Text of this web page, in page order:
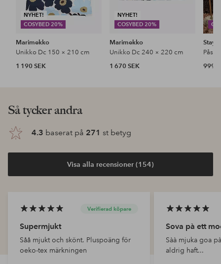
NYHET!
COSYBED 20%
Marimekko
Unikko Dc 150 × 210 cm
1 190 SEK
NYHET!
COSYBED 20%
Marimekko
Unikko Dc 240 × 220 cm
1 670 SEK
999
Så tycker andra
4.3 baserat på 271 st betyg
Visa alla recensioner (154)
Verifierad köpare
Supermjukt
Såå mjukt och skönt. Pluspoäng för
oeko-tex märkningen
Sova pà ett
Sàà mjuka goa
aldrig haft...